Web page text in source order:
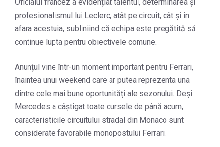
Oficialul francez a evidențiat talentul, determinarea și
profesionalismul lui Leclerc, atât pe circuit, cât și în
afara acestuia, subliniind că echipa este pregătită să
continue lupta pentru obiectivele comune.
Anunțul vine într-un moment important pentru Ferrari,
înaintea unui weekend care ar putea reprezenta una
dintre cele mai bune oportunități ale sezonului. Deși
Mercedes a câștigat toate cursele de până acum,
caracteristicile circuitului stradal din Monaco sunt
considerate favorabile monopostului Ferrari.